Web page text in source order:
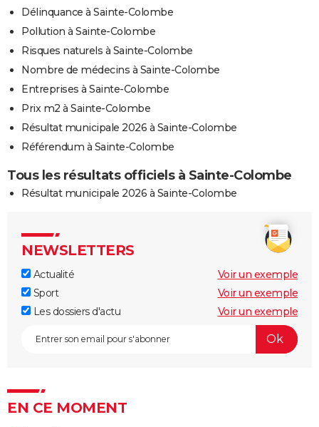
Délinquance à Sainte-Colombe
Pollution à Sainte-Colombe
Risques naturels à Sainte-Colombe
Nombre de médecins à Sainte-Colombe
Entreprises à Sainte-Colombe
Prix m2 à Sainte-Colombe
Résultat municipale 2026 à Sainte-Colombe
Référendum à Sainte-Colombe
Tous les résultats officiels à Sainte-Colombe
Résultat municipale 2026 à Sainte-Colombe
NEWSLETTERS
Actualité
Voir un exemple
Sport
Voir un exemple
Les dossiers d'actu
Voir un exemple
EN CE MOMENT